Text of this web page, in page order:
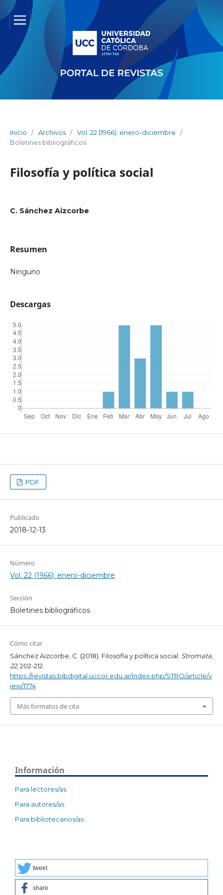
Inicio / Archivos / Vol. 22 (1966): enero-diciembre
/
Boletines bibliográficos
Filosofía y política social
C. Sánchez Aizcorbe
Resumen
Ninguno
Descargas
PDF
Publicado
2018-12-13
Número
Vol. 22 (1966): enero-diciembre
Sección
Boletines bibliográficos
Cómo citar
Sánchez Aizcorbe, C. (2018). Filosofía y política social. Stromata,
22, 202-212.
https://revistas.bibdigital.uccor.edu.ar/index.php/STRO/article/v
iew/1774
Más formatos de cita
Información
Para lectores/as
Para autores/as
Para bibliotecarios/as
tweet
share